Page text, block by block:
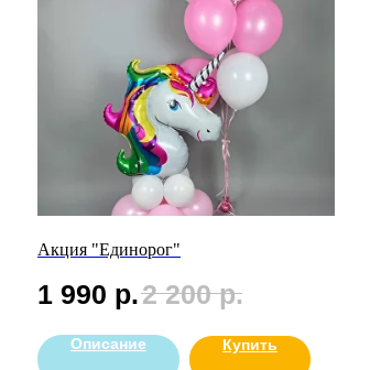
Акция "Единорог"
1 990 р.2 200 р.
Описание Купить